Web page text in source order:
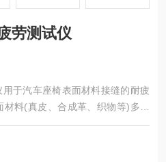
劳测试仪
于汽车座椅表面材料接缝的耐疲
料(真皮、合成革、织物等)多为
强度和缝口的耐疲劳强度直接影
命的改进方向